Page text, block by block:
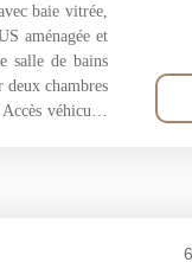
baie vitrée,
aménagée et
salle de bains
chambres
véhicule.
6